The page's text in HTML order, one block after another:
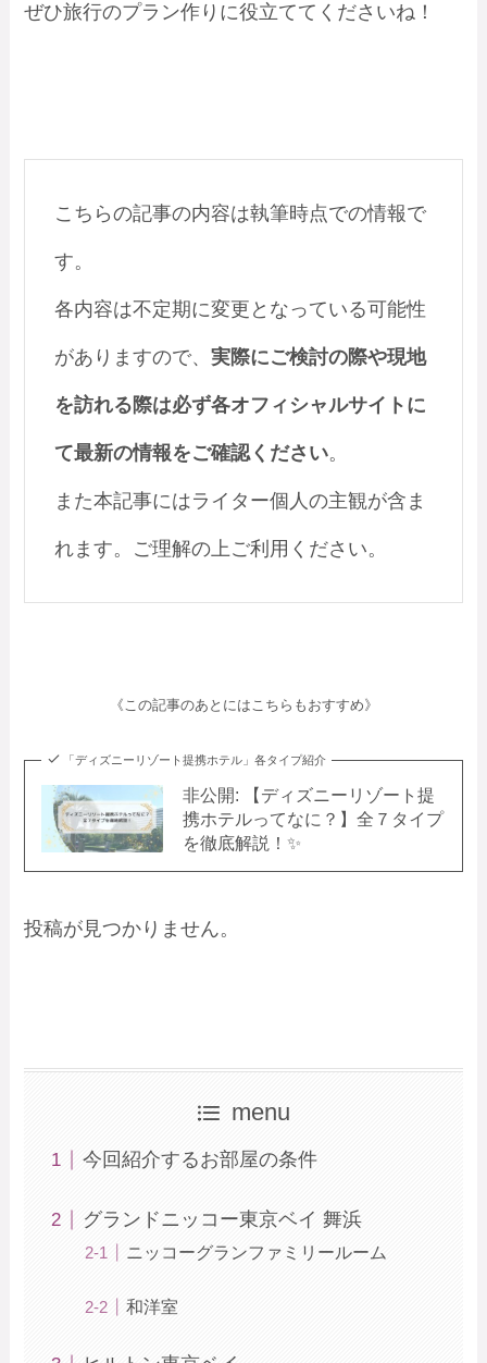
ぜひ旅行のプラン作りに役立ててくださいね！
こちらの記事の内容は執筆時点での情報で
す。
各内容は不定期に変更となっている可能性
がありますので、実際にご検討の際や現地
を訪れる際は必ず各オフィシャルサイトに
て最新の情報をご確認ください。
また本記事にはライター個人の主観が含ま
れます。ご理解の上ご利用ください。
《この記事のあとにはこちらもおすすめ》
「ディズニーリゾート提携ホテル」各タイプ紹介
非公開: 【ディズニーリゾート提
携ホテルってなに？】全７タイプ
を徹底解説！✨
投稿が見つかりません。
menu
今回紹介するお部屋の条件
グランドニッコー東京ベイ 舞浜
ニッコーグランファミリールーム
和洋室